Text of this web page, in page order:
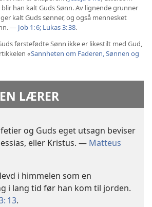
blir han kalt Guds Sønn. Av lignende grunner
kalt Guds sønner, og også mennesket
— Job 1: 6; Lukas 3: 38.
førstefødte Sønn ikke er likestilt med Gud,
«Sannheten om Faderen, Sønnen og
LÆRER
og Guds eget utsagn beviser
eller Kristus. — Matteus
i himmelen som en
i lang tid før han kom til jorden.
13.